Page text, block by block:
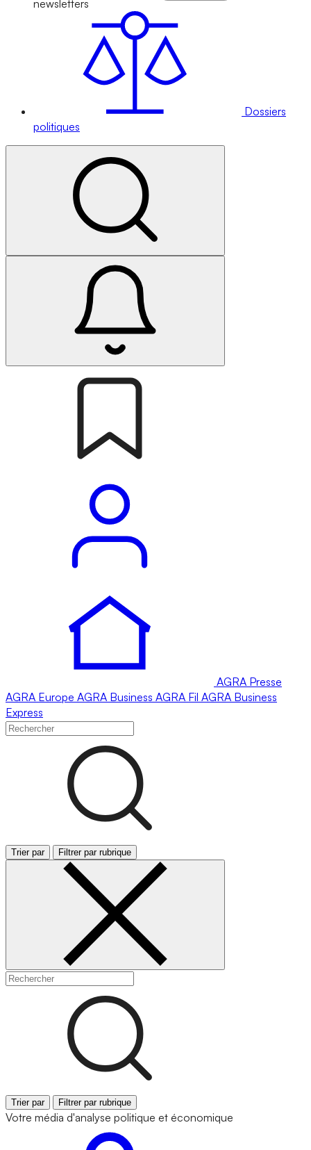
newsletters
Dossiers
politiques
AGRA Presse
AGRA Europe AGRA Business AGRA Fil AGRA Business
Express
Trier par Filtrer par rubrique
Trier par Filtrer par rubrique
Votre média d'analyse politique et économique